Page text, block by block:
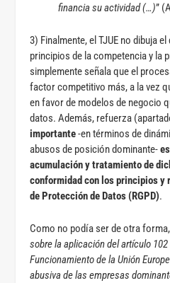
financia su actividad (…)”
3) Finalmente, el TJUE no dibuja
principios de la competencia y la
simplemente señala que el
factor competitivo más, a la vez
en favor de modelos de negocio
datos. Además, refuerza
importante-en términos de
abusos de posición dominante-
acumulación y tratamiento de
conformidad con los principios y
de Protección de Datos (RGPD).
Como no podía ser de otra
sobre la aplicación del artículo
Funcionamiento de la Unión
abusiva de las empresas